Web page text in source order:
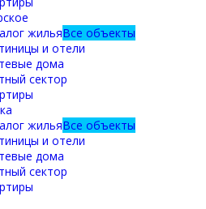
жильяВсе объекты
и отели
дома
сектор
жильяВсе объекты
и отели
дома
сектор